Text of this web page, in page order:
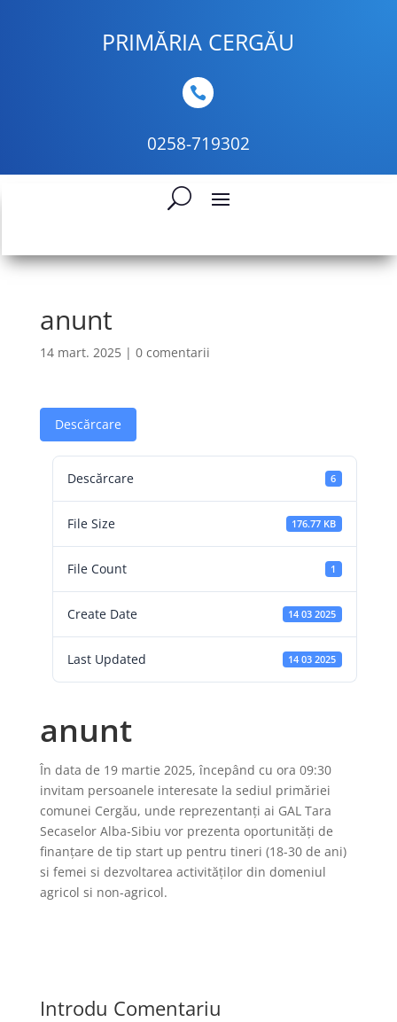
PRIMĂRIA CERGĂU

0258-719302
anunt
14 mart. 2025| 0 comentarii
Descărcare
Descărcare 6
File Size 176.77 KB
File Count 1
Create Date 14 03 2025
Last Updated 14 03 2025
anunt
În data de 19 martie 2025, începând cu ora 09:30
invitam persoanele interesate la sediul primăriei
comunei Cergău, unde reprezentanți ai GAL Tara
Secaselor Alba-Sibiu vor prezenta oportunități de
finanțare de tip start up pentru tineri (18-30 de ani)
si femei si dezvoltarea activităților din domeniul
agricol si non-agricol.
Introdu Comentariu